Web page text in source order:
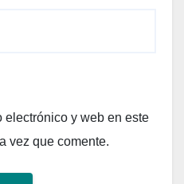
electrónico y web en este
vez que comente.